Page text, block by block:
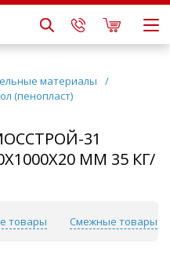
материалы
/
(пенопласт)
31
ММ 35 КГ/
товары Смежные товары